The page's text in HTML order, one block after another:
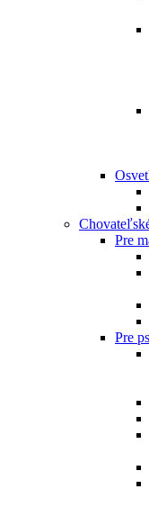
Pre
Pre